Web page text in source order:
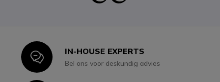
IconIN-HOUSE EXPERTS
Bel ons voor deskundig advies